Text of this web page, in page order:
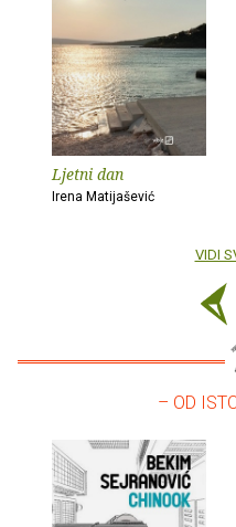
Ljetni dan
Irena Matijašević
VIDI
– OD